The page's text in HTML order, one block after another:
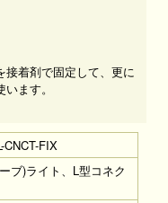
接着剤で固定して、更に
ます。
CNCT-FIX
ブ)ライト、L型コネク